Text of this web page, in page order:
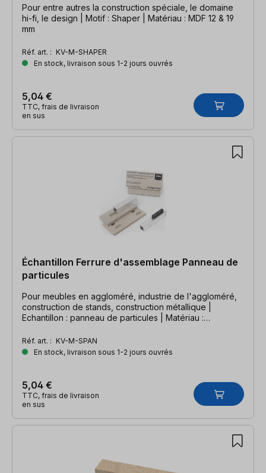
Pour entre autres la construction spéciale, le domaine
hi-fi, le design | Motif : Shaper | Matériau : MDF 12 & 19
mm
Réf. art. : KV-M-SHAPER
En stock, livraison sous 1-2 jours ouvrés
5,04 €
TTC, frais de livraison
en sus
Échantillon Ferrure d'assemblage Panneau de
particules
Pour meubles en aggloméré, industrie de l'aggloméré,
construction de stands, construction métallique |
Echantillon : panneau de particules | Matériau :
Réf. art. : KV-M-SPAN
En stock, livraison sous 1-2 jours ouvrés
5,04 €
TTC, frais de livraison
en sus